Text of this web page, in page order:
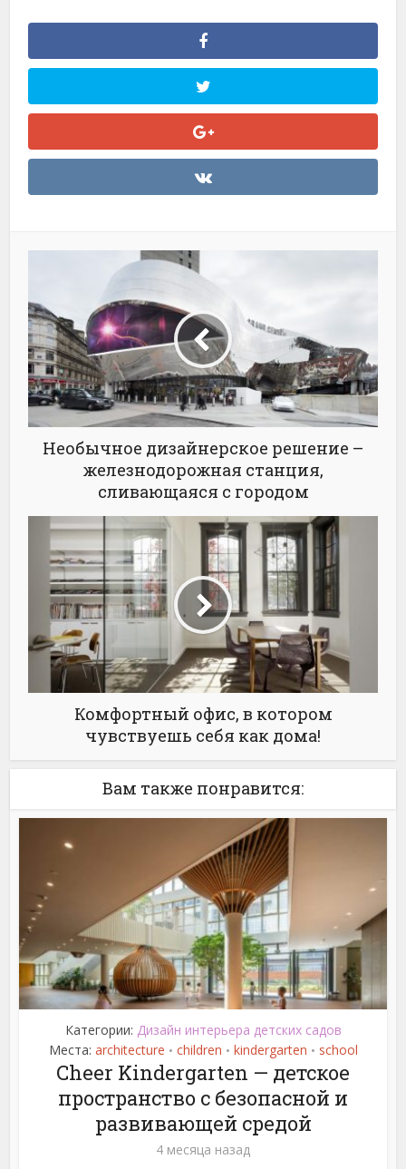
Необычное дизайнерское решение –
железнодорожная станция,
сливающаяся с городом
Комфортный офис, в котором
чувствуешь себя как дома!
Вам также понравится:
Категории: Дизайн интерьера детских садов
Места: architecture • children • kindergarten • school
Cheer Kindergarten — детское
пространство с безопасной и
развивающей средой
4 месяца назад